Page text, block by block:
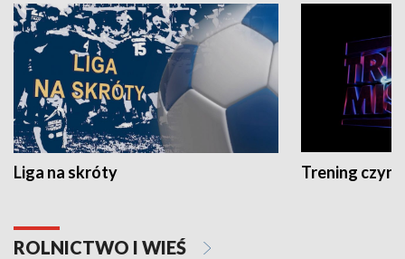
Liga na skróty Trening czyni
ROLNICTWO I WIEŚ